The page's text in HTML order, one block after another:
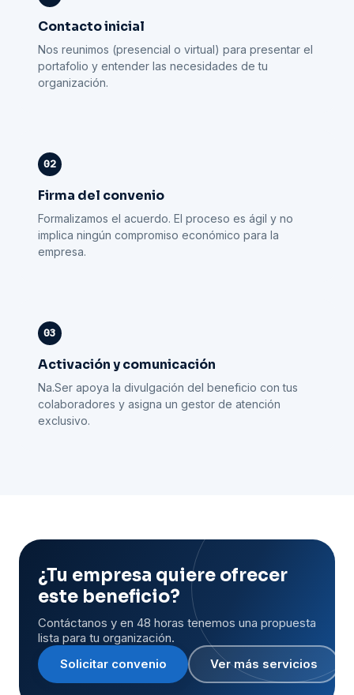
Contacto inicial
Nos reunimos (presencial o virtual) para presentar el
portafolio y entender las necesidades de tu
organización.
Firma del convenio
Formalizamos el acuerdo. El proceso es ágil y no
implica ningún compromiso económico para la
empresa.
Activación y comunicación
Na.Ser apoya la divulgación del beneficio con tus
colaboradores y asigna un gestor de atención
exclusivo.
¿Tu empresa quiere ofrecer
este beneficio?
Contáctanos y en 48 horas tenemos una propuesta
lista para tu organización.
Solicitar convenio
Ver más servicios